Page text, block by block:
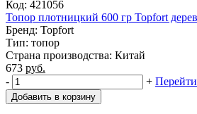
Код: 421056
Топор плотницкий 600 гр Topfort
Бренд: Topfort
Тип: топор
Страна производства: Китай
673 руб.
-
+
Добавить в корзину